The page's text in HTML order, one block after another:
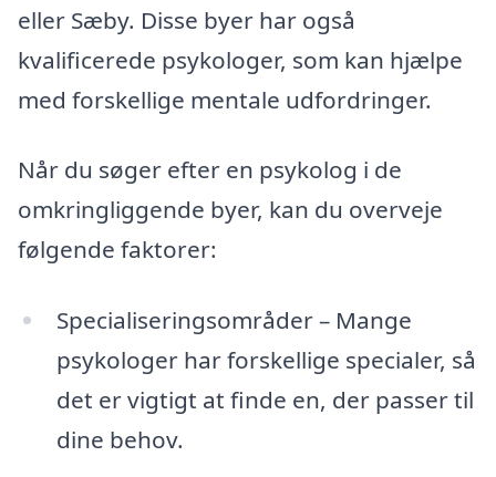
eller Sæby. Disse byer har også
kvalificerede psykologer, som kan hjælpe
med forskellige mentale udfordringer.
Når du søger efter en psykolog i de
omkringliggende byer, kan du overveje
følgende faktorer:
Specialiseringsområder – Mange
psykologer har forskellige specialer, så
det er vigtigt at finde en, der passer til
dine behov.